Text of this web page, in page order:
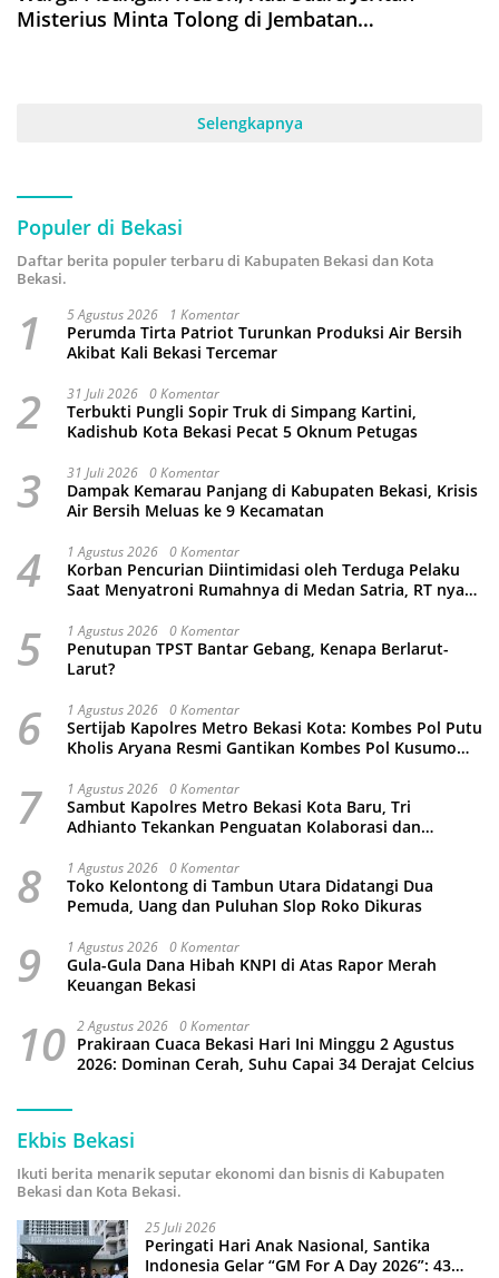
Misterius Minta Tolong di Jembatan
Selengkapnya
Populer di Bekasi
Daftar berita populer terbaru di Kabupaten Bekasi dan Kota
Bekasi.
1 5 Agustus 2026 1 Komentar
Perumda Tirta Patriot Turunkan Produksi Air Bersih
Akibat Kali Bekasi Tercemar
2 31 Juli 2026 0 Komentar
Terbukti Pungli Sopir Truk di Simpang Kartini,
Kadishub Kota Bekasi Pecat 5 Oknum Petugas
3 31 Juli 2026 0 Komentar
Dampak Kemarau Panjang di Kabupaten Bekasi, Krisis
Air Bersih Meluas ke 9 Kecamatan
4 1 Agustus 2026 0 Komentar
Korban Pencurian Diintimidasi oleh Terduga Pelaku
Saat Menyatroni Rumahnya di Medan Satria, RT nya
5 1 Agustus 2026 0 Komentar
Penutupan TPST Bantar Gebang, Kenapa Berlarut-
Larut?
6 1 Agustus 2026 0 Komentar
Sertijab Kapolres Metro Bekasi Kota: Kombes Pol Putu
Kholis Aryana Resmi Gantikan Kombes Pol Kusumo
7 1 Agustus 2026 0 Komentar
Sambut Kapolres Metro Bekasi Kota Baru, Tri
Adhianto Tekankan Penguatan Kolaborasi dan
8 1 Agustus 2026 0 Komentar
Toko Kelontong di Tambun Utara Didatangi Dua
Pemuda, Uang dan Puluhan Slop Roko Dikuras
9 1 Agustus 2026 0 Komentar
Gula-Gula Dana Hibah KNPI di Atas Rapor Merah
Keuangan Bekasi
10 2 Agustus 2026 0 Komentar
Prakiraan Cuaca Bekasi Hari Ini Minggu 2 Agustus
2026: Dominan Cerah, Suhu Capai 34 Derajat Celcius
Ekbis Bekasi
Ikuti berita menarik seputar ekonomi dan bisnis di Kabupaten
Bekasi dan Kota Bekasi.
25 Juli 2026
Peringati Hari Anak Nasional, Santika
Indonesia Gelar “GM For A Day 2026”: 43